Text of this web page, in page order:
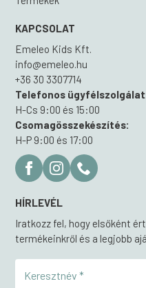
KAPCSOLAT
Emeleo Kids Kft.
info@emeleo.hu
+36 30 3307714
Telefonos
H-Cs 9:00 és 15:00
Csomagösszekészítés:
H-P 9:00 és 17:00
HÍRLEVÉL
Iratkozz fel, hogy elsőként
termékeinkről és a legjobb